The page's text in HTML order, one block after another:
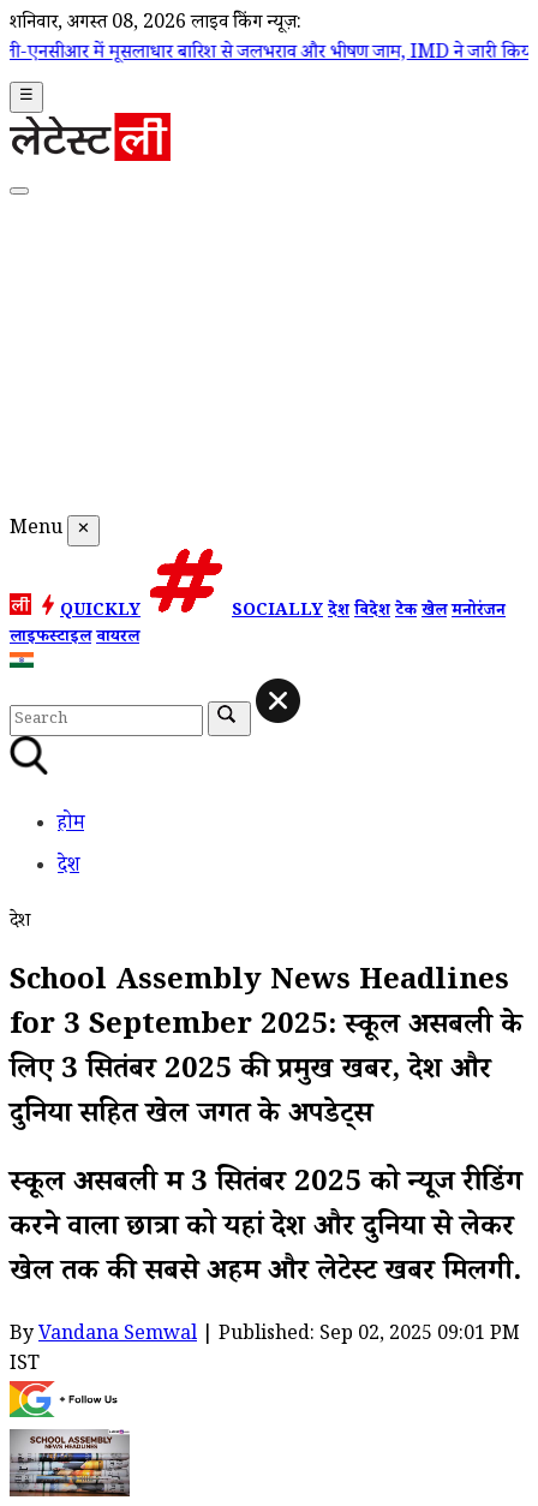
शनिवार, अगस्त 08, 2026 लाइव ब्रेकिंग न्यूज़:
बारिश से जलभराव और भीषण जाम, IMD ने जारी किया रेड अलर्ट
☰
Menu ✕
QUICKLY SOCIALLYदेशविदेशटेकखेलमनोरंजन
लाइफस्टाइलवायरल
होम
देश
देश
School Assembly News Headlines
for 3 September 2025: स्कूल असेंबली के
लिए 3 सितंबर 2025 की प्रमुख खबरें, देश और
दुनिया सहित खेल जगत के अपडेट्स
स्कूल असेंबली में 3 सितंबर 2025 को न्यूज रीडिंग
करने वालों छात्रों को यहां देश और दुनिया से लेकर
खेल तक की सबसे अहम और लेटेस्ट खबरें मिलेंगी.
ByVandana Semwal | Published: Sep 02, 2025 09:01 PM
IST